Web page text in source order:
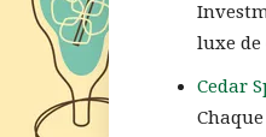
luxe de
Cedar